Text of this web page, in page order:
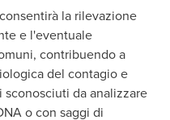
la rilevazione
e l'eventuale
contribuendo a
del contagio e
da analizzare
o con saggi di